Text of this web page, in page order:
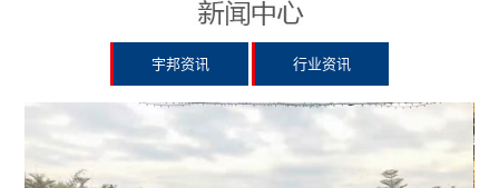
宇邦资讯 行业资讯